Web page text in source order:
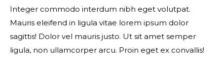
Integer commodo interdum nibh eget volutpat.
Mauris eleifend in ligula vitae lorem ipsum dolor
sagittis! Dolor vel mauris justo. Ut sit amet semper
ligula, non ullamcorper arcu. Proin eget ex convallis!